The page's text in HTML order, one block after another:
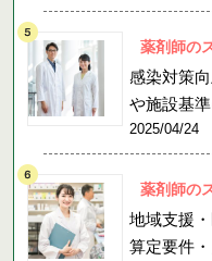
薬剤師の
感染対策
や施設基
2025/04/24
薬剤師の
地域支援
算定要件